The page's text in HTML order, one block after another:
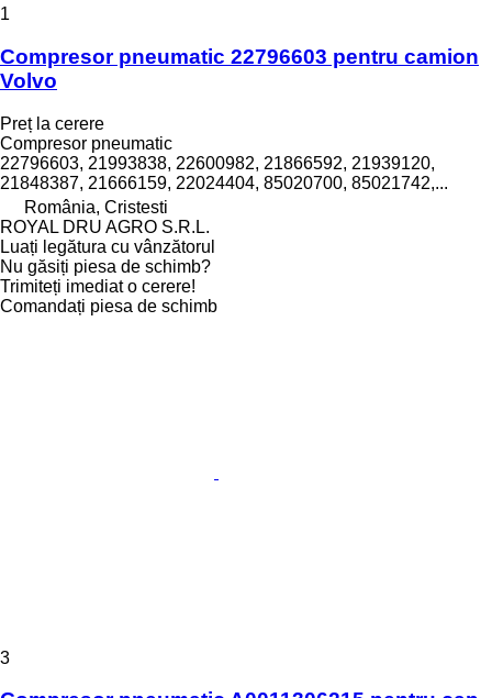
1
Compresor pneumatic 22796603 pentru camion
Volvo
Preț la cerere
Compresor pneumatic
22796603, 21993838, 22600982, 21866592, 21939120,
21848387, 21666159, 22024404, 85020700, 85021742,...
România, Cristesti
ROYAL DRU AGRO S.R.L.
Luați legătura cu vânzătorul
Nu găsiți piesa de schimb?
Trimiteți imediat o cerere!
Comandați piesa de schimb
3